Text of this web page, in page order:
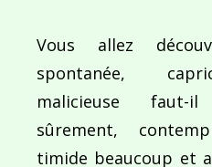
Vous allez
spontanée,
malicieuse faut-
sûrement,
timide beaucoup et